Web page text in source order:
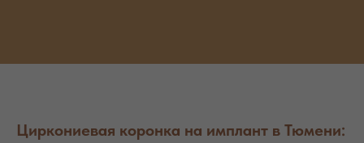
Циркониевая коронка на имплант в Тюмени: